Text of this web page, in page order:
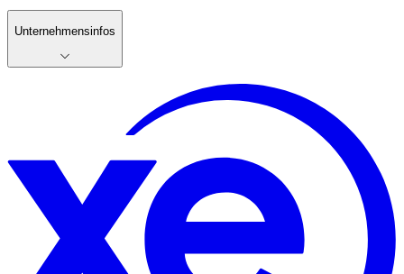
Unternehmensinfos